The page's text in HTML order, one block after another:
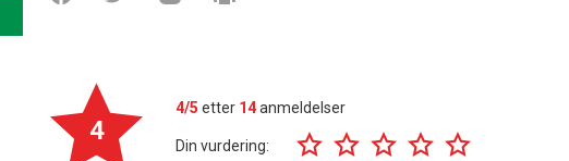
4
4/5 etter 14anmeldelser
Din vurdering: